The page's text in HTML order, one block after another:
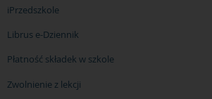
iPrzedszkole
Librus e-Dziennik
Płatność składek w szkole
Zwolnienie z lekcji